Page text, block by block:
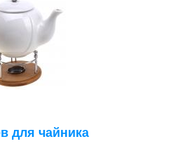
для чайника